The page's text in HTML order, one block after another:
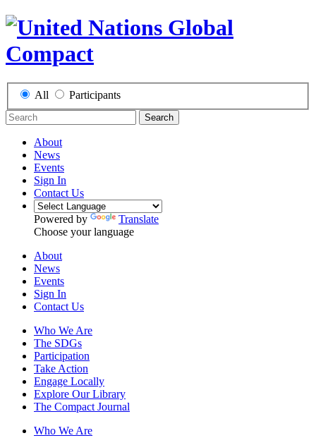
All Participants
Search
About
News
Events
Sign In
Contact Us
Powered by
Translate
Choose your language
About
News
Events
Sign In
Contact Us
Who We Are
The SDGs
Participation
Take Action
Engage Locally
Explore Our Library
The Compact Journal
Who We Are